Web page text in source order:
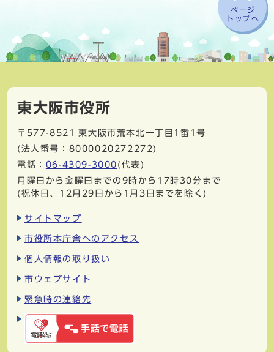
ページ
トップへ
東大阪市役所
〒577-8521
東大阪市荒本北一丁目1番1号
(法人番号：8000020272272)
電話： 06-4309-3000 (代表)
月曜日から金曜日までの9時から17時30分まで
(祝休日、12月29日から1月3日までを除く)
サイトマップ
市役所本庁舎へのアクセス
個人情報の取り扱い
市ウェブサイト
緊急時の連絡先